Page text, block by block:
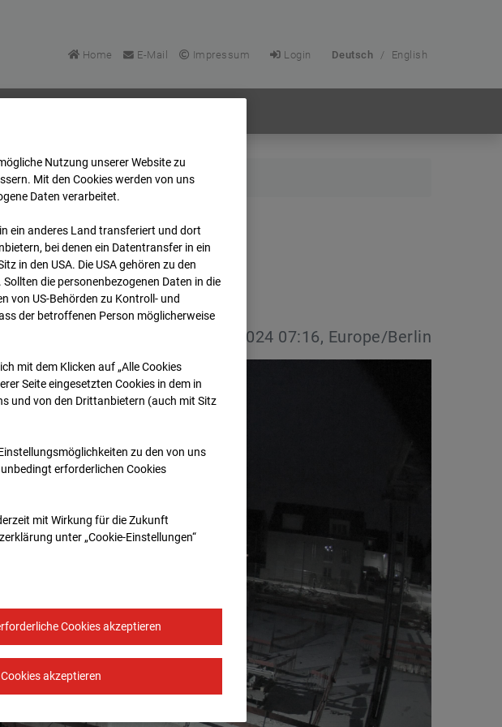
Home E-Mail Impressum Login Deutsch / English
01 16 07:16
16.01.2024 07:16, Europe/Berlin
Nutzung unserer Website zu
Mit den Cookies werden von uns
Daten verarbeitet.
ein anderes Land transferiert und dort
bei denen ein Datentransfer in ein
in den USA. Die USA gehören zu den
die personenbezogenen Daten in die
von US-Behörden zu Kontroll- und
der betroffenen Person möglicherweise
mit dem Klicken auf „Alle Cookies
Seite eingesetzten Cookies in dem in
und von den Drittanbietern (auch mit Sitz
zu den von uns
erforderlichen Cookies
mit Wirkung für die Zukunft
unter „Cookie-Einstellungen“
Cookies akzeptieren
akzeptieren